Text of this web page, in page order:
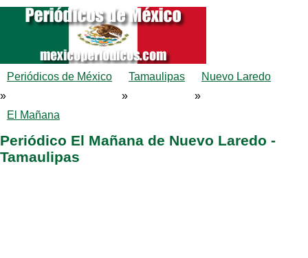
Periódicos de México
»
Tamaulipas
»
Nuevo Laredo
»
El Mañana
Periódico El Mañana de Nuevo Laredo -
Tamaulipas